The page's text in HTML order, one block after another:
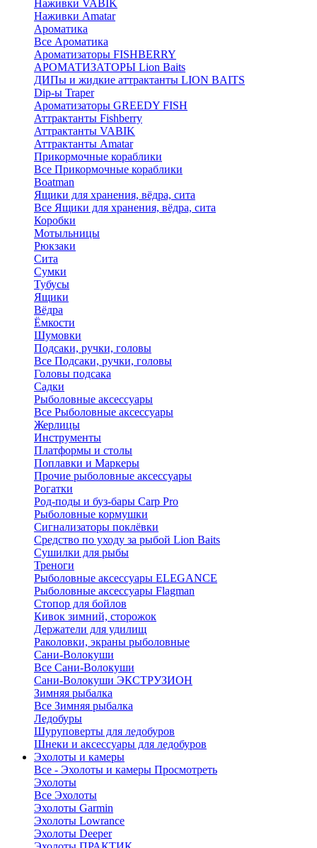
Наживки VABIK
Наживки Amatar
Ароматика
Все Ароматика
Ароматизаторы FISHBERRY
АРОМАТИЗАТОРЫ Lion Baits
ДИПы и жидкие аттрактанты LION BAITS
Dip-ы Traper
Ароматизаторы GREEDY FISH
Аттрактанты Fishberry
Аттрактанты VABIK
Аттрактанты Amatar
Прикормочные кораблики
Все Прикормочные кораблики
Boatman
Ящики для хранения, вёдра, сита
Все Ящики для хранения, вёдра, сита
Коробки
Мотыльницы
Рюкзаки
Сита
Сумки
Тубусы
Ящики
Вёдра
Ёмкости
Шумовки
Подсаки, ручки, головы
Все Подсаки, ручки, головы
Головы подсака
Садки
Рыболовные аксессуары
Все Рыболовные аксессуары
Жерлицы
Инструменты
Платформы и столы
Поплавки и Маркеры
Прочие рыболовные аксессуары
Рогатки
Род-поды и буз-бары Carp Pro
Рыболовные кормушки
Сигнализаторы поклёвки
Средство по уходу за рыбой Lion Baits
Сушилки для рыбы
Треноги
Рыболовные аксессуары ELEGANCE
Рыболовные аксессуары Flagman
Стопор для бойлов
Кивок зимний, сторожок
Держатели для удилищ
Раколовки, экраны рыболовные
Сани-Волокуши
Все Сани-Волокуши
Сани-Волокуши ЭКСТРУЗИОН
Зимняя рыбалка
Все Зимняя рыбалка
Ледобуры
Шуруповерты для ледобуров
Шнеки и аксессуары для ледобуров
Эхолоты и камеры
Все - Эхолоты и камеры Просмотреть
Эхолоты
Все Эхолоты
Эхолоты Garmin
Эхолоты Lowrance
Эхолоты Deeper